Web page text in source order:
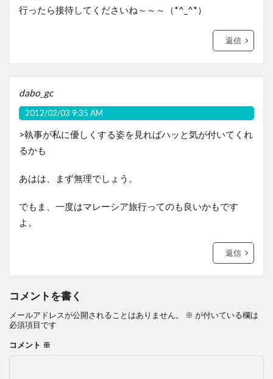
行ったら接待してくださいね～～～（*^_^*）
返信
dabo_gc
2012/02/03 9:35 AM
>執事が私に優しくする姿を見ればハッと気が付いてくれ
るかも
あはは、まず無理でしょう。
でもま、一度はマレーシア旅行ってのも良いかもです
よ。
返信
コメントを書く
メールアドレスが公開されることはありません。 ※ が付いている欄は
必須項目です
コメント ※